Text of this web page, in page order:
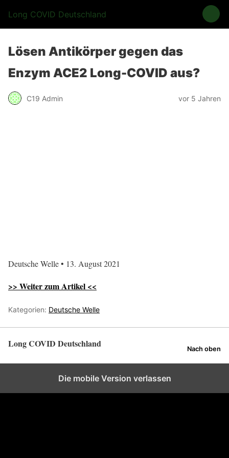
Long COVID Deutschland
Lösen Antikörper gegen das
Enzym ACE2 Long-COVID aus?
C19 Admin vor 5 Jahren
Deutsche Welle • 13. August 2021
>> Weiter zum Artikel <<
Kategorien: Deutsche Welle
Long COVID Deutschland Nach oben
Die mobile Version verlassen